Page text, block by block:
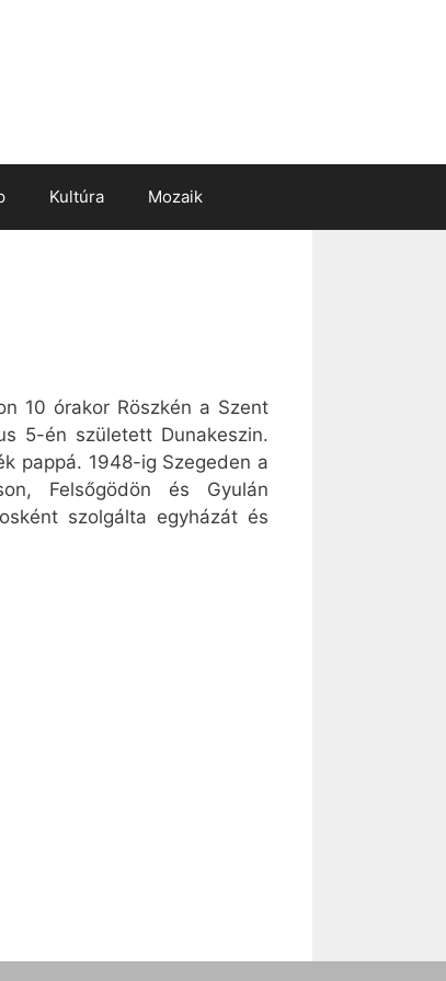
Kultúra Mozaik
10 órakor Röszkén a Szent
5-én született Dunakeszin.
pappá. 1948-ig Szegeden a
Felsőgödön és Gyulán
szolgálta egyházát és